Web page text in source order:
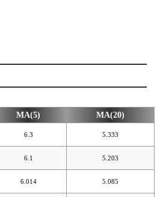
MA(5) MA(20)
6.3 5.333
6.1 5.203
6.014 5.085